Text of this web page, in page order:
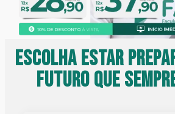
Escolha estar
futuro que